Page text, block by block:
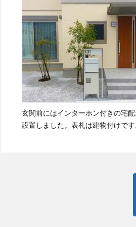
玄関前にはインターホン付きの宅
設置しました。表札は建物付けで